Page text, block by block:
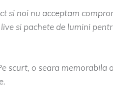
si noi nu acceptam
si pachete de lumini
scurt, o seara memorabila